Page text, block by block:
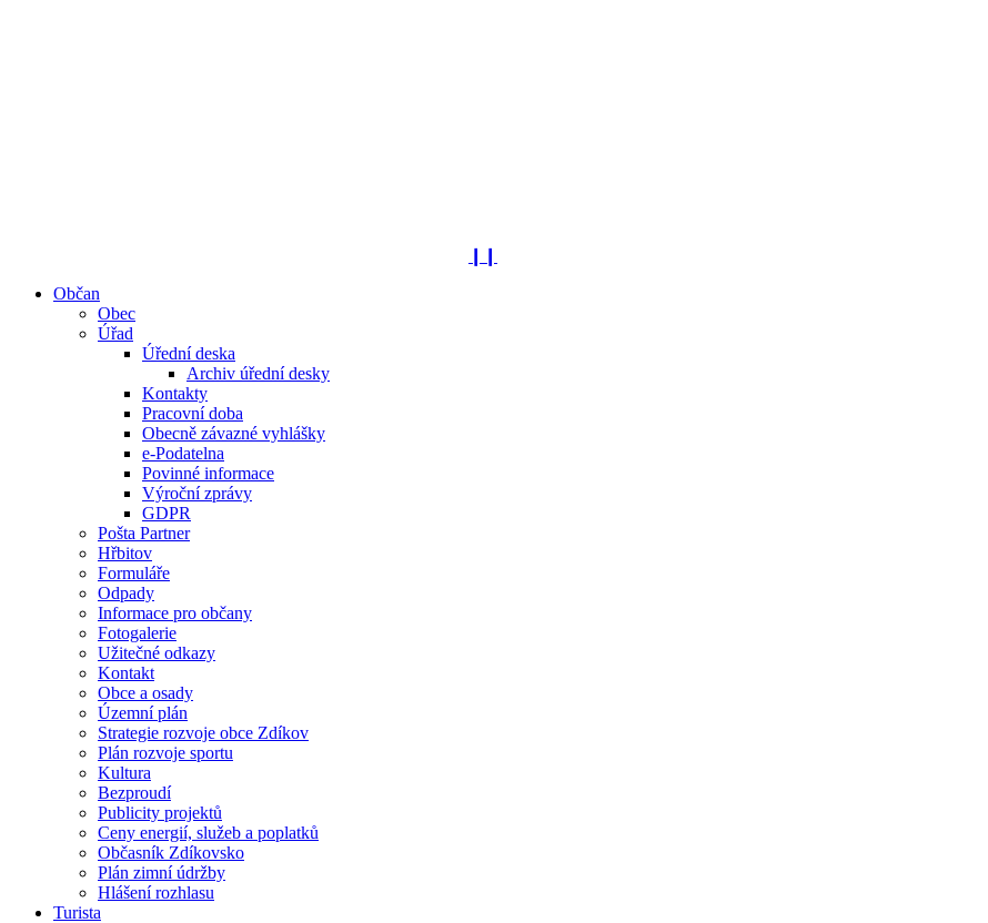
Občan
Obec
Úřad
Úřední deska
Archiv úřední desky
Kontakty
Pracovní doba
Obecně závazné vyhlášky
e-Podatelna
Povinné informace
Výroční zprávy
GDPR
Pošta Partner
Hřbitov
Formuláře
Odpady
Informace pro občany
Fotogalerie
Užitečné odkazy
Kontakt
Obce a osady
Územní plán
Strategie rozvoje obce Zdíkov
Plán rozvoje sportu
Kultura
Bezproudí
Publicity projektů
Ceny energií, služeb a poplatků
Občasník Zdíkovsko
Plán zimní údržby
Hlášení rozhlasu
Turista